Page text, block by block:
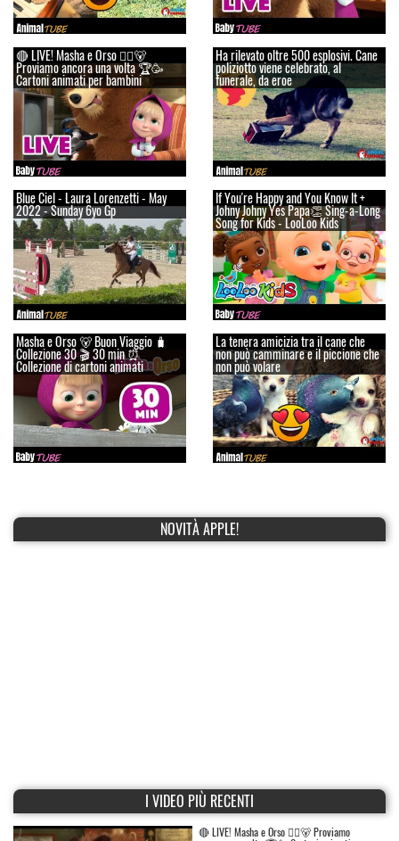
🔴 LIVE! Masha e Orso 👱‍♀️🐻
Proviamo ancora una volta 🏆🥳
Cartoni animati per bambini
Ha rilevato oltre 500 esplosivi. Cane
poliziotto viene celebrato, al
funerale, da eroe
Blue Ciel - Laura Lorenzetti - May
2022 - Sunday 6yo Gp
If You're Happy and You Know It +
Johny Johny Yes Papa👏 Sing-a-Long
Song for Kids - LooLoo Kids
Masha e Orso 🐻 Buon Viaggio 🧳
Сollezione 30 🎬 30 min ⏰
Collezione di cartoni animati
La tenera amicizia tra il cane che
non può camminare e il piccione che
non può volare
NOVITÀ APPLE!
I VIDEO PIÙ RECENTI
🔴 LIVE! Masha e Orso 👱‍♀️🐻 Proviamo